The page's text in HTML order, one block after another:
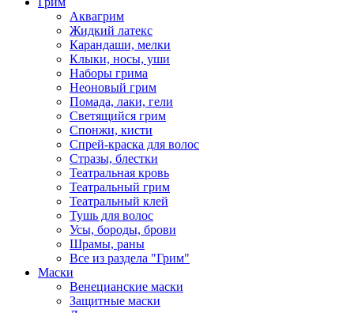
Аквагрим
Жидкий латекс
Карандаши, мелки
Клыки, носы, уши
Наборы грима
Неоновый грим
Помада, лаки, гели
Светящийся грим
Спонжи, кисти
Спрей-краска для волос
Стразы, блестки
Театральная кровь
Театральный грим
Театральный клей
Тушь для волос
Усы, бороды, брови
Шрамы, раны
Все из раздела "Грим"
Маски
Венецианские маски
Защитные маски